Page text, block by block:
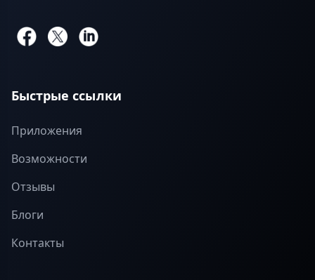
Быстрые ссылки
Приложения
Возможности
Отзывы
Блоги
Контакты